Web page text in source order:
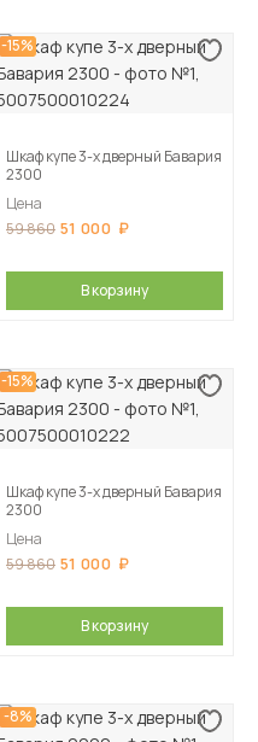
-15%
Шкаф купе 3-х дверный Бавария
2300
Цена
59 860 51 000
В корзину
-15%
Шкаф купе 3-х дверный Бавария
2300
Цена
59 860 51 000
В корзину
-8%